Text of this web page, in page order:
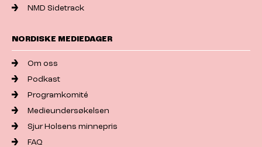
NMD Sidetrack
NORDISKE MEDIEDAGER
Om oss
Podkast
Programkomité
Medieundersøkelsen
Sjur Holsens minnepris
FAQ